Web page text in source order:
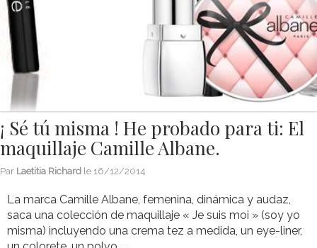
¡ Sé tú misma ! He probado para ti: El
maquillaje Camille Albane.
Par Laetitia Richard le 16/12/2014
La marca Camille Albane, femenina, dinámica y audaz,
saca una colección de maquillaje « Je suis moi » (soy yo
misma) incluyendo una crema tez a medida, un eye-liner,